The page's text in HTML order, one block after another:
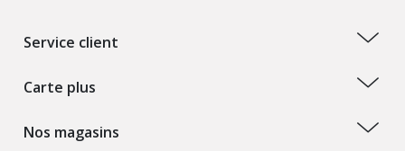
Service client
Carte plus
Nos magasins